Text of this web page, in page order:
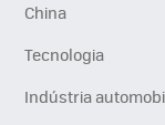
China
Tecnologia
Indústria